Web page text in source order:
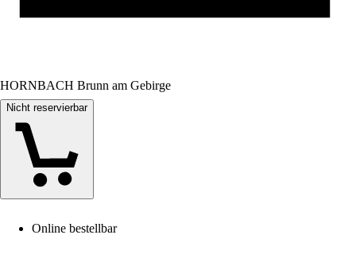
HORNBACH Brunn am Gebirge
Nicht reservierbar
Online bestellbar